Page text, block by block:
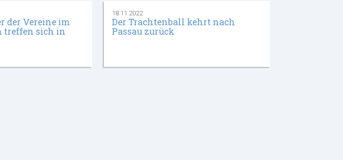
der Vereine im
treffen sich in
18.11.2022
Der Trachtenball kehrt nach
Passau zurück